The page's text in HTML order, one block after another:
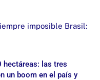
imposible Brasil:
hectáreas: las tres
un boom en el país y